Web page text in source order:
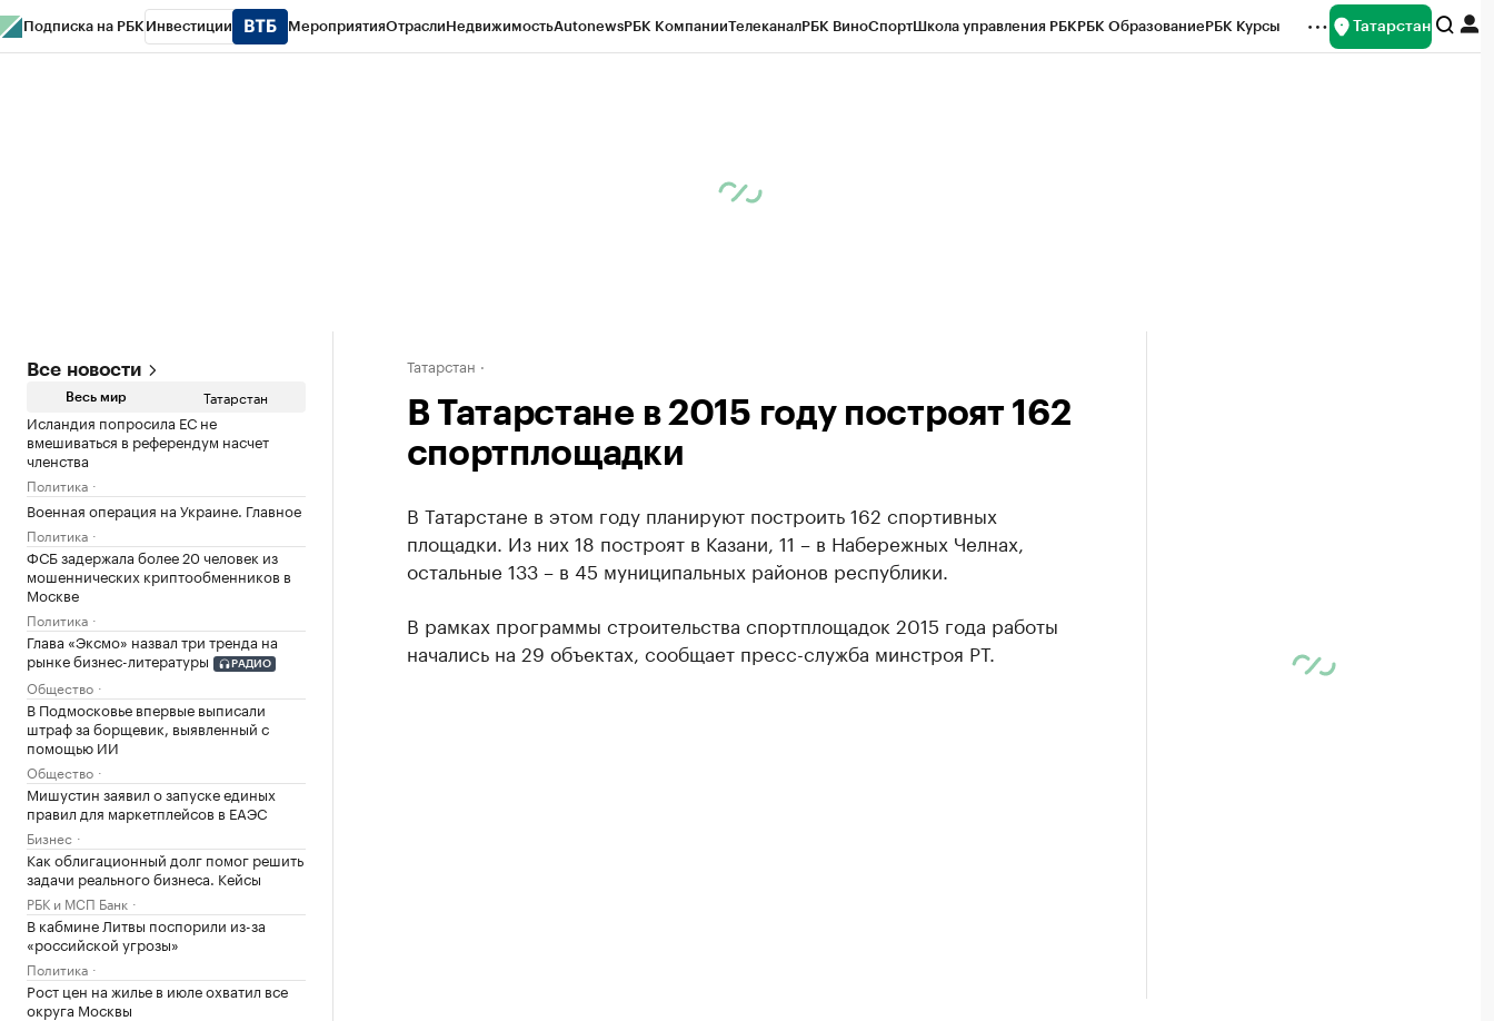
Подписка на РБК Инвестиции МероприятияОтраслиНедвижимостьAutonewsРБК КомпанииТелеканалРБК ВиноСпортШкола управления РБКРБК ОбразованиеРБК Курсы Татарстан
Все новости
Весь мир Татарстан
Исландия попросила ЕС не
вмешиваться в референдум насчет
членства
Политика
Военная операция на Украине. Главное
Политика
ФСБ задержала более 20 человек из
мошеннических криптообменников в
Москве
Политика
Глава «Эксмо» назвал три тренда на
рынке бизнес-литературы
РАДИО
Общество
В Подмосковье впервые выписали
штраф за борщевик, выявленный с
помощью ИИ
Общество
Мишустин заявил о запуске единых
правил для маркетплейсов в ЕАЭС
Бизнес
Как облигационный долг помог решить
задачи реального бизнеса. Кейсы
РБК и МСП Банк
В кабмине Литвы поспорили из-за
«российской угрозы»
Политика
Рост цен на жилье в июле охватил все
округа Москвы
Татарстан
В Татарстане в 2015 году построят 162
спортплощадки
В Татарстане в этом году планируют построить 162 спортивных
площадки. Из них 18 построят в Казани, 11 – в Набережных Челнах,
остальные 133 – в 45 муниципальных районов республики.
В рамках программы строительства спортплощадок 2015 года работы
начались на 29 объектах, сообщает пресс-служба минстроя РТ.